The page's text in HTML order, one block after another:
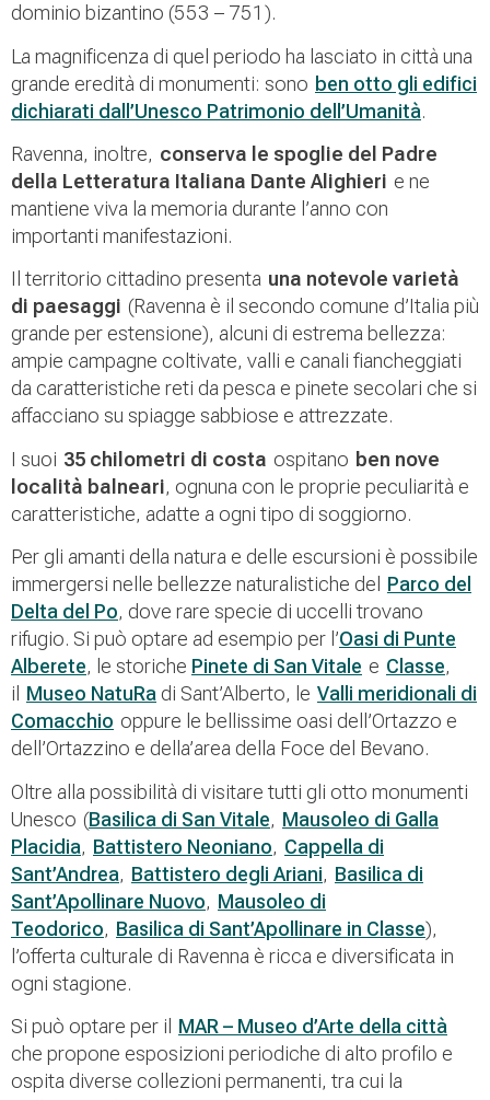
dominio bizantino (553 – 751).
La magnificenza di quel periodo ha lasciato in città una
grande eredità di monumenti: sono ben otto gli edifici
dichiarati dall’Unesco Patrimonio dell’Umanità.
Ravenna, inoltre, conserva le spoglie del Padre
della Letteratura Italiana Dante Alighieri e ne
mantiene viva la memoria durante l’anno con
importanti manifestazioni.
Il territorio cittadino presenta una notevole varietà
di paesaggi (Ravenna è il secondo comune d’Italia più
grande per estensione), alcuni di estrema bellezza:
ampie campagne coltivate, valli e canali fiancheggiati
da caratteristiche reti da pesca e pinete secolari che si
affacciano su spiagge sabbiose e attrezzate.
I suoi 35 chilometri di costa ospitano ben nove
località balneari, ognuna con le proprie peculiarità e
caratteristiche, adatte a ogni tipo di soggiorno.
Per gli amanti della natura e delle escursioni è possibile
immergersi nelle bellezze naturalistiche del Parco del
Delta del Po, dove rare specie di uccelli trovano
rifugio. Si può optare ad esempio per l’Oasi di Punte
Alberete, le storiche Pinete di San Vitale e Classe,
il Museo NatuRa di Sant’Alberto, le Valli meridionali di
Comacchio oppure le bellissime oasi dell’Ortazzo e
dell’Ortazzino e della’area della Foce del Bevano.
Oltre alla possibilità di visitare tutti gli otto monumenti
Unesco (Basilica di San Vitale, Mausoleo di Galla
Placidia, Battistero Neoniano, Cappella di
Sant’Andrea, Battistero degli Ariani, Basilica di
Sant’Apollinare Nuovo, Mausoleo di
Teodorico, Basilica di Sant’Apollinare in Classe),
l’offerta culturale di Ravenna è ricca e diversificata in
ogni stagione.
Si può optare per il MAR – Museo d’Arte della città
che propone esposizioni periodiche di alto profilo e
ospita diverse collezioni permanenti, tra cui la